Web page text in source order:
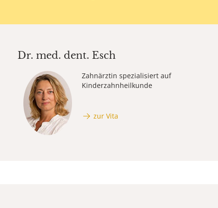
Dr. med. dent. Esch
Zahnärztin spezialisiert auf
Kinderzahnheilkunde
zur Vita